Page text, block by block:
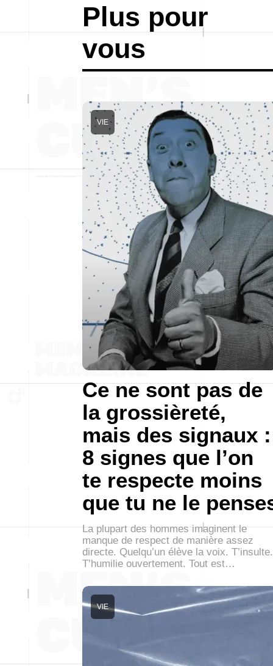
Plus pour
vous
Ce ne sont pas de
la grossièreté,
mais des signaux :
8 signes que l’on
te respecte moins
que tu ne le
VIE
La plupart des hommes imaginent le
manque de respect de manière assez
directe. Quelqu’un élève la voix. T’insulte.
T’humilie ouvertement. Tout est…
VIE